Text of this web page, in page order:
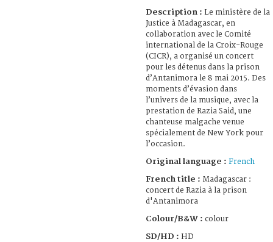
Description : Le ministère de la
Justice à Madagascar, en
collaboration avec le Comité
international de la Croix-Rouge
(CICR), a organisé un concert
pour les détenus dans la prison
d’Antanimora le 8 mai 2015. Des
moments d’évasion dans
l’univers de la musique, avec la
prestation de Razia Said, une
chanteuse malgache venue
spécialement de New York pour
l’occasion.
Original language : French
French title : Madagascar :
concert de Razia à la prison
d'Antanimora
Colour/B&W : colour
SD/HD : HD